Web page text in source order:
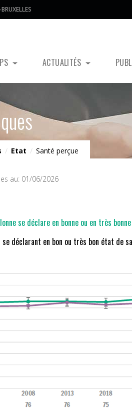
ACTUALITÉS
/ Etat / Santé perçue
au: 01/06/2026
se déclare en bonne ou en très
déclarant en bon ou très bon état de